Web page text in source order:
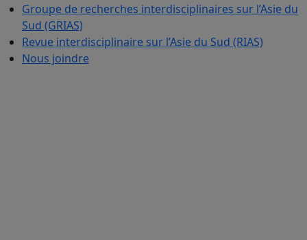
Groupe de recherches interdisciplinaires sur l’Asie du
Sud (GRIAS)
Revue interdisciplinaire sur l’Asie du Sud (RIAS)
Nous joindre